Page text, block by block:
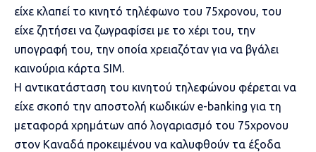
είχε κλαπεί το κινητό τηλέφωνο του 75χρονου, του
είχε ζητήσει να ζωγραφίσει με το χέρι του, την
υπογραφή του, την οποία χρειαζόταν για να βγάλει
καινούρια κάρτα SIM.
Η αντικατάσταση του κινητού τηλεφώνου φέρεται να
είχε σκοπό την αποστολή κωδικών e-banking για τη
μεταφορά χρημάτων από λογαριασμό του 75χρονου
στον Καναδά προκειμένου να καλυφθούν τα έξοδα